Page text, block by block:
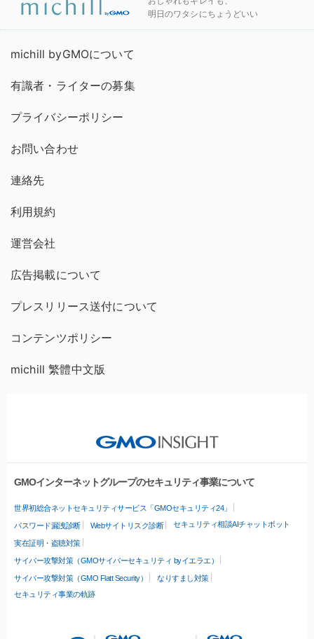
明日のワタシにちょうどいい
michill byGMOについて
有識者・ライターの募集
プライバシーポリシー
お問い合わせ
連絡先
利用規約
運営会社
広告掲載について
プレスリリース送付について
コンテンツポリシー
michill 繁體中文版
GMOインターネットグループのセキュリティ事業について
世界初総合ネットセキュリティサービス「GMOセキュリティ24」
パスワード漏洩診断 Webサイトリスク診断 セキュリティ相談AIチャットボット
実在証明・盗聴対策
サイバー攻撃対策（GMOサイバーセキュリティ byイエラエ）
サイバー攻撃対策（GMO Flatt Security）
なりすまし対策
セキュリティ事業の軌跡